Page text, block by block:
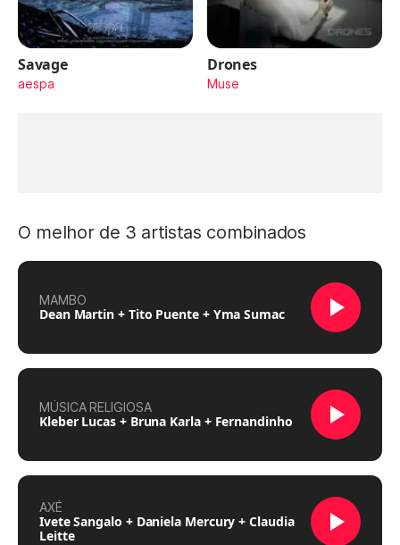
Savage
aespa
Drones
Muse
O melhor de 3 artistas combinados
MAMBO
Dean Martin + Tito Puente + Yma Sumac
MÚSICA RELIGIOSA
Kleber Lucas + Bruna Karla + Fernandinho
AXÉ
Ivete Sangalo + Daniela Mercury + Claudia
Leitte